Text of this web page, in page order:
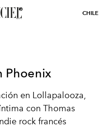
CHILE
Phoenix
en Lollapalooza,
con Thomas
rock francés